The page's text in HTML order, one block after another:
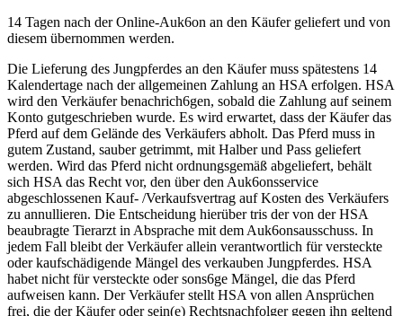
14 Tagen nach der Online-Auk6on an den Käufer geliefert und von
diesem übernommen werden.
Die Lieferung des Jungpferdes an den Käufer muss spätestens 14
Kalendertage nach der allgemeinen Zahlung an HSA erfolgen. HSA
wird den Verkäufer benachrich6gen, sobald die Zahlung auf seinem
Konto gutgeschrieben wurde. Es wird erwartet, dass der Käufer das
Pferd auf dem Gelände des Verkäufers abholt. Das Pferd muss in
gutem Zustand, sauber getrimmt, mit Halber und Pass geliefert
werden. Wird das Pferd nicht ordnungsgemäß abgeliefert, behält
sich HSA das Recht vor, den über den Auk6onsservice
abgeschlossenen Kauf- /Verkaufsvertrag auf Kosten des Verkäufers
zu annullieren. Die Entscheidung hierüber tris der von der HSA
beaubragte Tierarzt in Absprache mit dem Auk6onsausschuss. In
jedem Fall bleibt der Verkäufer allein verantwortlich für versteckte
oder kaufschädigende Mängel des verkauben Jungpferdes. HSA
habet nicht für versteckte oder sons6ge Mängel, die das Pferd
aufweisen kann. Der Verkäufer stellt HSA von allen Ansprüchen
frei, die der Käufer oder sein(e) Rechtsnachfolger gegen ihn geltend